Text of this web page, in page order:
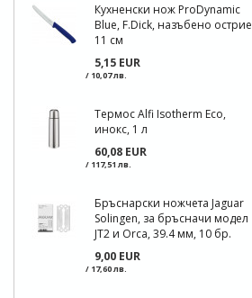
Кухненски нож ProDynamic
Blue, F.Dick, назъбено острие
11 см
5,15 EUR
/ 10,07 лв.
Термос Alfi Isotherm Eco,
инокс, 1 л
60,08 EUR
/ 117,51 лв.
Бръснарски ножчета Jaguar
Solingen, за бръсначи модел
JT2 и Orca, 39.4 мм, 10 бр.
9,00 EUR
/ 17,60 лв.